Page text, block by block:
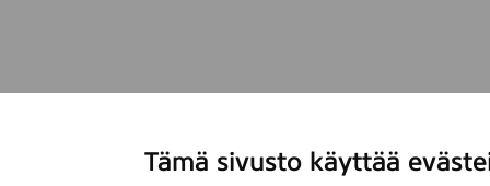
Tämä sivusto käyttää